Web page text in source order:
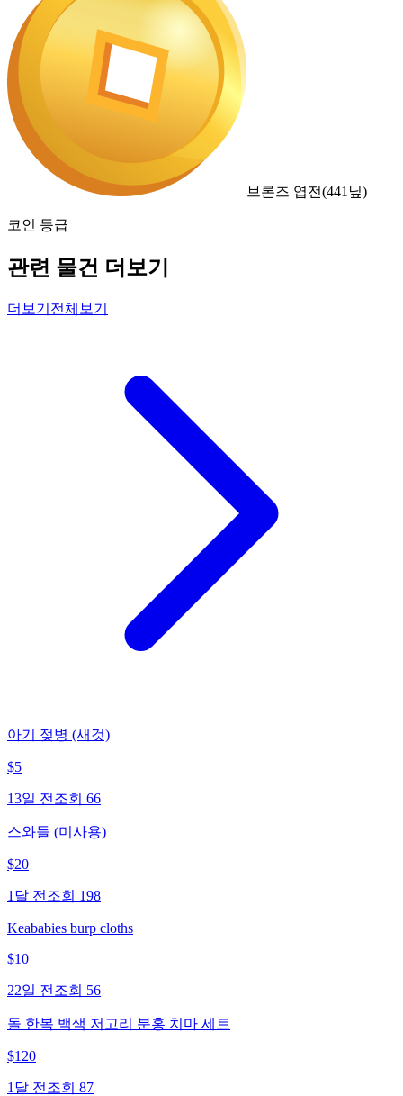
브론즈 엽전(441 닢)
코인 등급
관련 물건 더보기
더보기 전체보기
아기 젖병 (새것)
$5
13일 전 조회 66
스와들 (미사용)
$20
1달 전 조회 198
Keababies burp cloths
$10
22일 전 조회 56
돌 한복 백색 저고리 분홍 치마 세트
$120
1달 전 조회 87